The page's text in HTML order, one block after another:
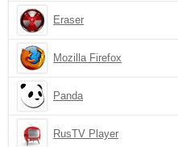
Eraser
Mozilla Firefox
Panda
RusTV Player